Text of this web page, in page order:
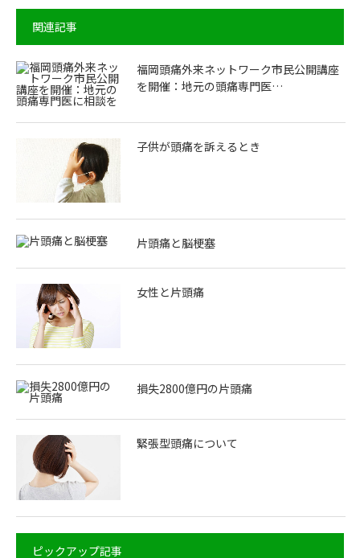
関連記事
福岡頭痛外来ネットワーク市民公開講座
を開催：地元の頭痛専門医…
子供が頭痛を訴えるとき
片頭痛と脳梗塞
女性と片頭痛
損失2800億円の片頭痛
緊張型頭痛について
ピックアップ記事